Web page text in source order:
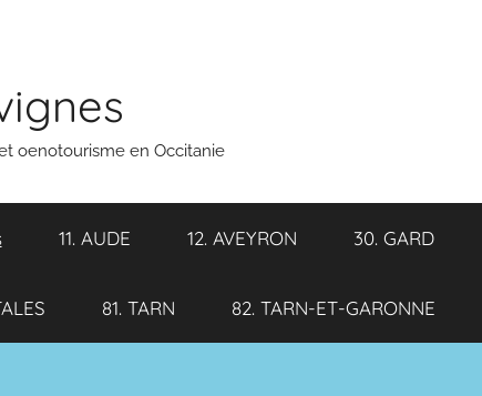
oenotourisme en Occitanie
11. AUDE 12. AVEYRON 30. GARD
81. TARN 82. TARN-ET-GARONNE